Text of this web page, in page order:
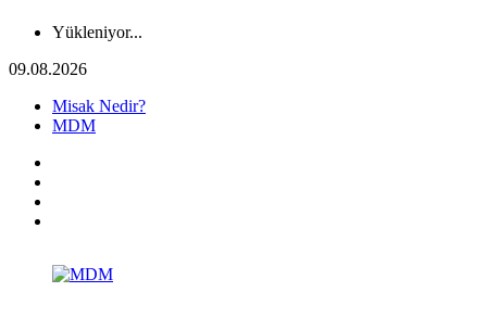
Yükleniyor...
09.08.2026
Misak Nedir?
MDM